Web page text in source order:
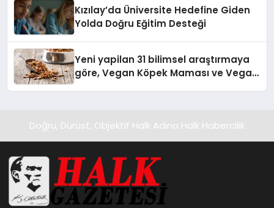
Kızılay’da Üniversite Hedefine Giden
Yolda Doğru Eğitim Desteği
Yeni yapilan 31 bilimsel araştırmaya
göre, Vegan Köpek Maması ve Vegan
Doğru, Dürüst, Objektif Halk Adına Halk Habercilik